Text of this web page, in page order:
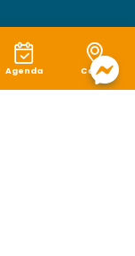
Agenda Carte